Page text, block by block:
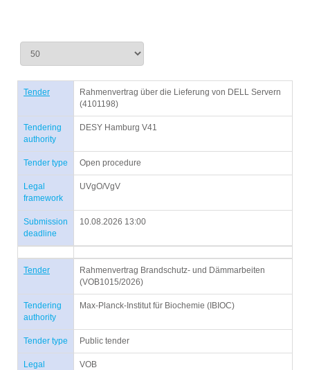
Tender
Rahmenvertrag über die Lieferung von DELL Servern
(4101198)
Tendering
authority
DESY Hamburg V41
Tender type Open procedure
Legal
framework
UVgO/VgV
Submission
deadline
10.08.2026 13:00
Tender
Rahmenvertrag Brandschutz- und Dämmarbeiten
(VOB1015/2026)
Tendering
authority
Max-Planck-Institut für Biochemie (IBIOC)
Tender type Public tender
Legal
VOB